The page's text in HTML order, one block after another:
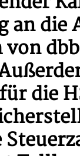
die
die